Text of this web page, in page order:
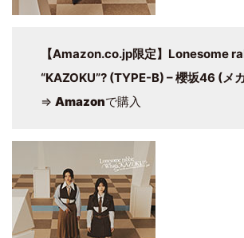
【Amazon.co.jp限定】Lonesome
“KAZOKU”? (TYPE-B) – 櫻坂46 (メ
⇒ Amazonで購入